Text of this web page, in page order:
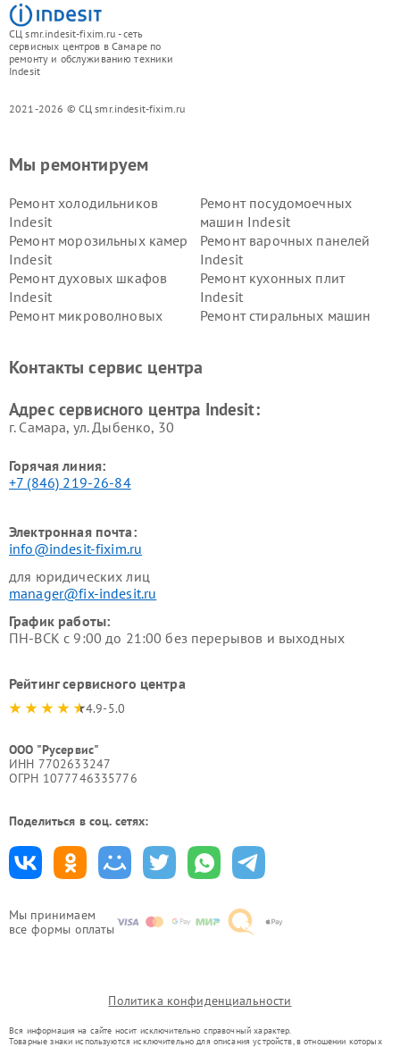
СЦ smr.indesit-fixim.ru - сеть
сервисных центров в Самаре по
ремонту и обслуживанию техники
Indesit
2021-2026 © СЦ smr.indesit-fixim.ru
Мы принимаем
все формы оплаты
Мы ремонтируем
Ремонт холодильников
Indesit
Ремонт посудомоечных
машин Indesit
Ремонт морозильных камер
Indesit
Ремонт варочных панелей
Indesit
Ремонт духовых шкафов
Indesit
Ремонт кухонных плит
Indesit
Ремонт микроволновых
Ремонт стиральных машин
Indesit
Indesit
Контакты сервис центра
Адрес сервисного центра Indesit:
г. Самара, ул. Дыбенко, 30
Горячая линия:
+7 (846) 219-26-84
Электронная почта:
info@indesit-fixim.ru
для юридических лиц
manager@fix-indesit.ru
График работы:
ПН-ВСК с 9:00 до 21:00 без перерывов и выходных
Рейтинг сервисного центра
4.9-5.0
ООО "Русервис"
ИНН 7702633247
ОГРН 1077746335776
Поделиться в соц. сетях:
Политика конфиденциальности
Вся информация на сайте носит исключительно справочный характер.
Товарные знаки используются исключительно для описания устройств, в отношении которых